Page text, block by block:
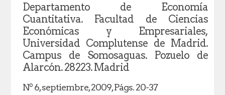
Departamento de Economía
Cuantitativa. Facultad de Ciencias
Económicas y Empresariales,
Universidad Complutense de Madrid.
Campus de Somosaguas. Pozuelo de
Alarcón. 28223. Madrid
Nº 6, septiembre, 2009, Págs. 20-37